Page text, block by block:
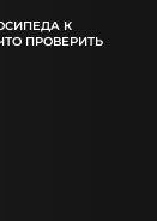
К
ПРОВЕРИТЬ